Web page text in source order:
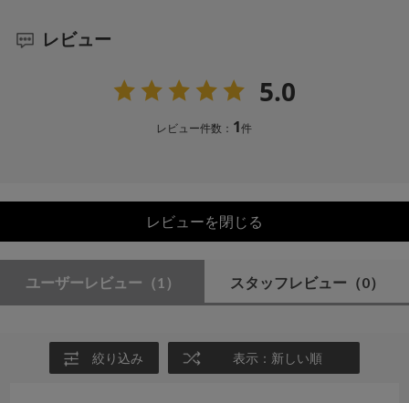
レビュー
5.0
レビュー件数： 1件
レビューを閉じる
ユーザーレビュー （1） スタッフレビュー （0）
絞り込み 表示：新しい順